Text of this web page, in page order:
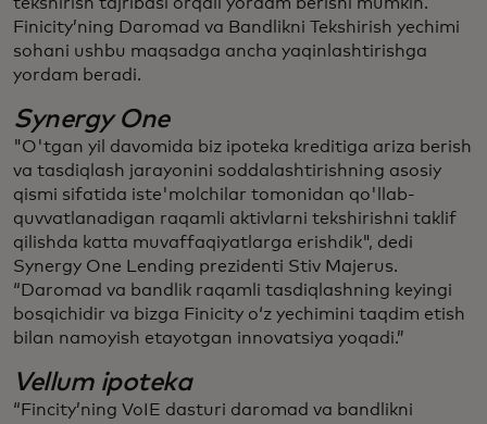
Finicity’ning Daromad va Bandlikni Tekshirish yechimi
sohani ushbu maqsadga ancha yaqinlashtirishga
yordam beradi.
Synergy One
"O'tgan yil davomida biz ipoteka kreditiga ariza berish
va tasdiqlash jarayonini soddalashtirishning asosiy
qismi sifatida iste'molchilar tomonidan qo'llab-
quvvatlanadigan raqamli aktivlarni tekshirishni taklif
qilishda katta muvaffaqiyatlarga erishdik", dedi
Synergy One Lending prezidenti Stiv Majerus.
“Daromad va bandlik raqamli tasdiqlashning keyingi
bosqichidir va bizga Finicity oʻz yechimini taqdim etish
bilan namoyish etayotgan innovatsiya yoqadi.”
Vellum ipoteka
“Fincity’ning VoIE dasturi daromad va bandlikni